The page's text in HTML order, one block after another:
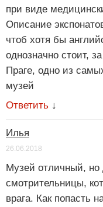
при виде
Описание
чтоб хотя бы
однозначно стоит,
Праге, одно из
музей
Ответить ↓
Илья
26.06.2018
Музей отличный,
смотрительницы,
врага. Как попасть